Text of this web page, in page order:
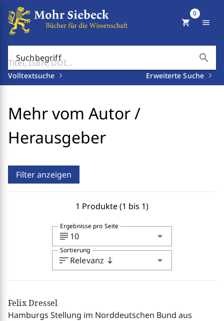
Suchbegriff search
Volltextsuche Erweiterte Suche
shopping_cart
0
menu
Mehr vom Autor /
Herausgeber
Filter anzeigen
1 Produkte (1 bis 1)
subject 10 arrow_drop_down
Ergebnisse pro Seite
sortRelevanz south arrow_drop_down
Sortierung
Felix Dressel
Hamburgs Stellung im Norddeutschen Bund aus